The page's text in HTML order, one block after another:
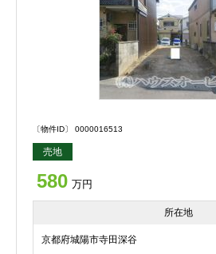
〔物件ID〕 0000016513
売地
580 万円
所在地
京都府城陽市寺田深谷